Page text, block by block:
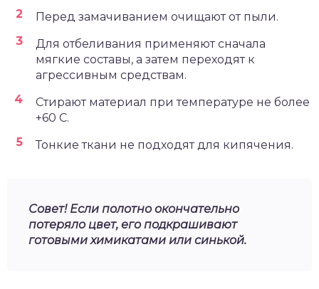
Перед замачиванием очищают от пыли.
Для отбеливания применяют сначала
мягкие составы, а затем переходят к
агрессивным средствам.
Стирают материал при температуре не более
+60 С.
Тонкие ткани не подходят для кипячения.
Совет! Если полотно окончательно
потеряло цвет, его подкрашивают
готовыми химикатами или синькой.